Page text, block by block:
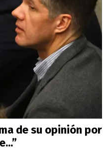
de su opinión por